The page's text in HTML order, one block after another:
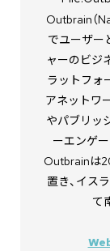
Outbrain（
でユーザー
ャーのビジ
ラットフォ
アネットワ
やパブリッ
ーエンゲ
Outbrainは
置き、イス
て